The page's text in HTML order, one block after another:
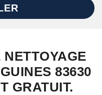
83630
GRATUIT.